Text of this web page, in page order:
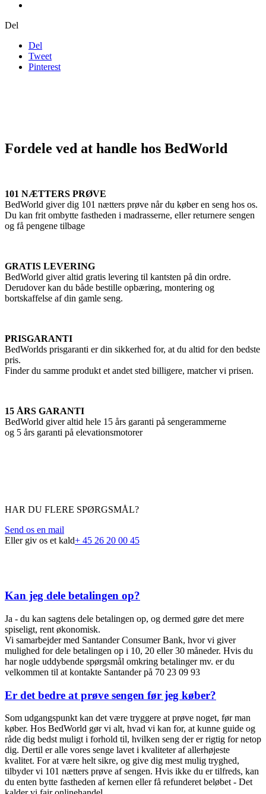
Del
Del
Tweet
Pinterest
Fordele ved at handle hos BedWorld
101 NÆTTERS PRØVE
BedWorld giver dig 101 nætters prøve når du køber en seng hos os.
Du kan frit ombytte fastheden i madrasserne, eller returnere sengen
og få pengene tilbage
GRATIS LEVERING
BedWorld giver altid gratis levering til kantsten på din ordre.
Derudover kan du både bestille opbæring, montering og
bortskaffelse af din gamle seng.
PRISGARANTI
BedWorlds prisgaranti er din sikkerhed for, at du altid for den bedste
pris.
Finder du samme produkt et andet sted billigere, matcher vi prisen.
15 ÅRS GARANTI
BedWorld giver altid hele 15 års garanti på sengerammerne
og 5 års garanti på elevationsmotorer
HAR DU FLERE SPØRGSMÅL?
Send os en mail
Eller giv os et kald+ 45 26 20 00 45
Kan jeg dele betalingen op?
Ja - du kan sagtens dele betalingen op, og dermed gøre det mere
spiseligt, rent økonomisk.
Vi samarbejder med Santander Consumer Bank, hvor vi giver
mulighed for dele betalingen op i 10, 20 eller 30 måneder. Hvis du
har nogle uddybende spørgsmål omkring betalinger mv. er du
velkommen til at kontakte Santander på 70 23 09 93
Er det bedre at prøve sengen før jeg køber?
Som udgangspunkt kan det være tryggere at prøve noget, før man
køber. Hos BedWorld gør vi alt, hvad vi kan for, at kunne guide og
råde dig bedst muligt i forhold til, hvilken seng der er rigtig for netop
dig. Dertil er alle vores senge lavet i kvaliteter af allerhøjeste
kvalitet. For at være helt sikre, og give dig mest mulig tryghed,
tilbyder vi 101 nætters prøve af sengen. Hvis ikke du er tilfreds, kan
du enten bytte fastheden af kernen eller få refunderet beløbet - Det